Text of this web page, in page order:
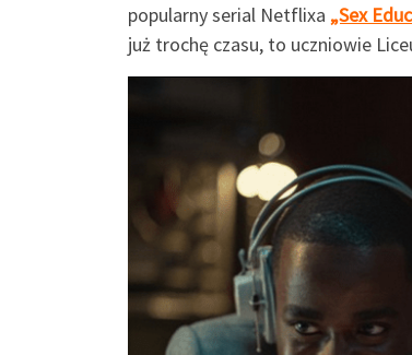
popularny serial Netflixa „Sex
już trochę czasu, to uczniowie